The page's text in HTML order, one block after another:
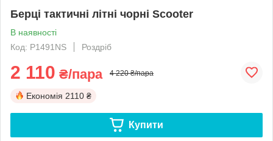
Берці тактичні літні чорні Scooter
В наявності
Код: P1491NS
Роздріб
2 110 ₴/пара 4 220 ₴/пара
Економія 2110 ₴
Купити